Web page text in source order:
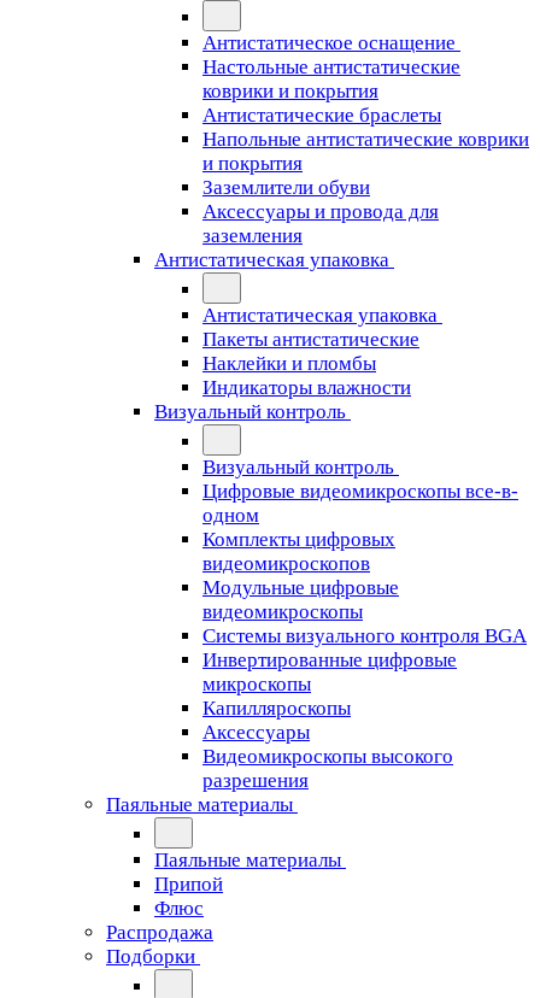
Антистатическое оснащение
Настольные антистатические
коврики и покрытия
Антистатические браслеты
Напольные антистатические коврики
и покрытия
Заземлители обуви
Аксессуары и провода для
заземления
Антистатическая упаковка
Антистатическая упаковка
Пакеты антистатические
Наклейки и пломбы
Индикаторы влажности
Визуальный контроль
Визуальный контроль
Цифровые видеомикроскопы все-в-
одном
Комплекты цифровых
видеомикроскопов
Модульные цифровые
видеомикроскопы
Cистемы визуального контроля BGA
Инвертированные цифровые
микроскопы
Капилляроскопы
Аксессуары
Видеомикроскопы высокого
разрешения
Паяльные материалы
Паяльные материалы
Припой
Флюс
Распродажа
Подборки